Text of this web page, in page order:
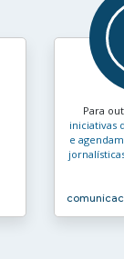
Para
iniciativas
e